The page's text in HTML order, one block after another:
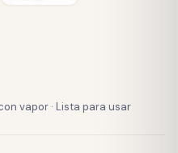
vapor · Lista para usar